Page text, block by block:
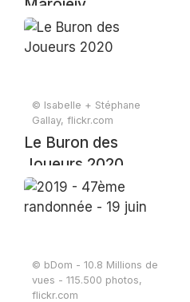
Marojejy
© Isabelle + Stéphane
Gallay, flickr.com
Le Buron des
Joueurs 2020
© bDom - 10.8 Millions de
vues - 115.500 photos,
flickr.com